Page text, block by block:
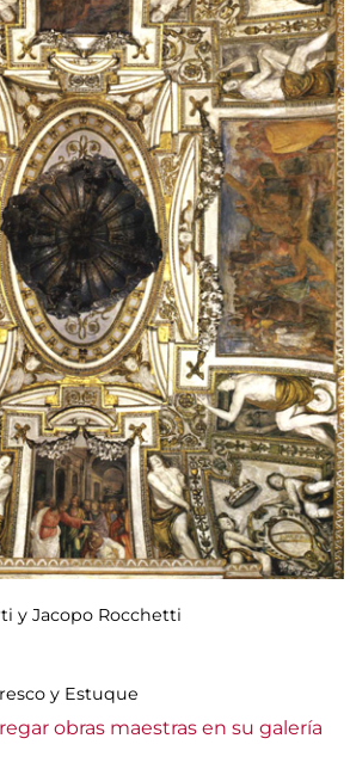
y Jacopo Rocchetti
y Estuque
obras maestras en su galería